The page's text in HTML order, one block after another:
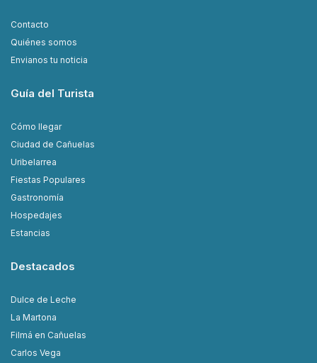
Contacto
Quiénes somos
Envianos tu noticia
Guía del Turista
Cómo llegar
Ciudad de Cañuelas
Uribelarrea
Fiestas Populares
Gastronomía
Hospedajes
Estancias
Destacados
Dulce de Leche
La Martona
Filmá en Cañuelas
Carlos Vega